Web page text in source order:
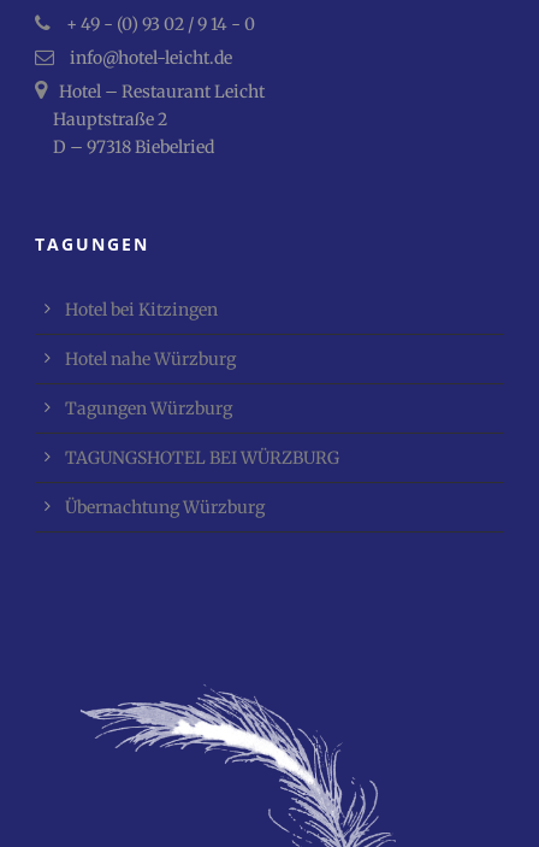
+ 49 - (0) 93 02 / 9 14 - 0
info@hotel-leicht.de
Hotel – Restaurant Leicht
Hauptstraße 2
D – 97318 Biebelried
TAGUNGEN
Hotel bei Kitzingen
Hotel nahe Würzburg
Tagungen Würzburg
TAGUNGSHOTEL BEI WÜRZBURG
Übernachtung Würzburg